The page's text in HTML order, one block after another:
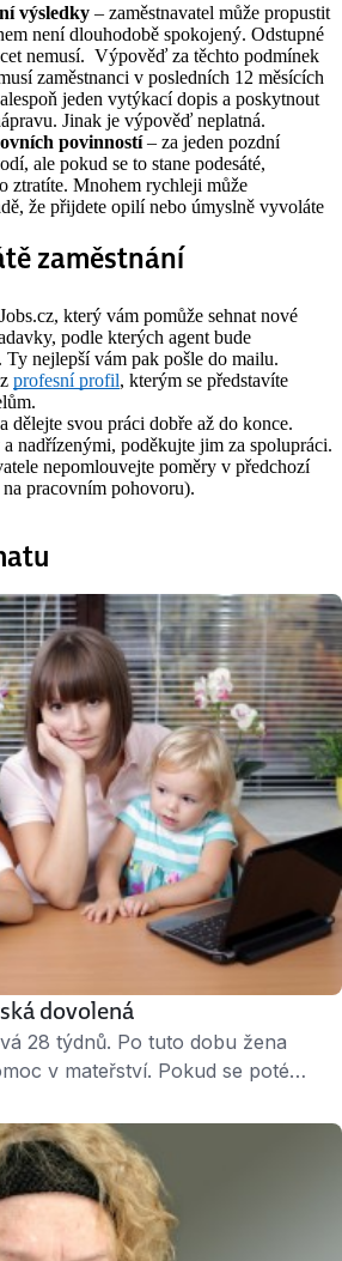
výsledky – zaměstnavatel může propustit
není dlouhodobě spokojený. Odstupné
nemusí. Výpověď za těchto podmínek
zaměstnanci v posledních 12 měsících
jeden vytýkací dopis a poskytnout
Jinak je výpověď neplatná.
povinností– za jeden pozdní
ale pokud se to stane podesáté,
ztratíte. Mnohem rychleji může
že přijdete opilí nebo úmyslně vyvoláte
zaměstnání
který vám pomůže sehnat nové
podle kterých agent bude
nejlepší vám pak pošle do mailu.
profesní profil, kterým se představíte
dělejte svou práci dobře až do konce.
nadřízenými, poděkujte jim za spolupráci.
nepomlouvejte poměry v předchozí
pracovním pohovoru).
dovolená
28 týdnů. Po tuto dobu žena
v mateřství. Pokud se poté
dovolená navazuje na
a trvá až 4 roky. Nastoupit na ni
nebo se v péči o dítě po nějaké